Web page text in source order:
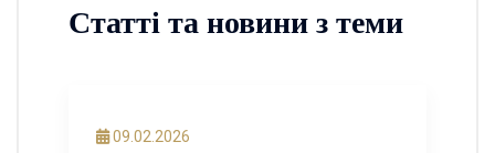
Статті та новини з теми
09.02.2026